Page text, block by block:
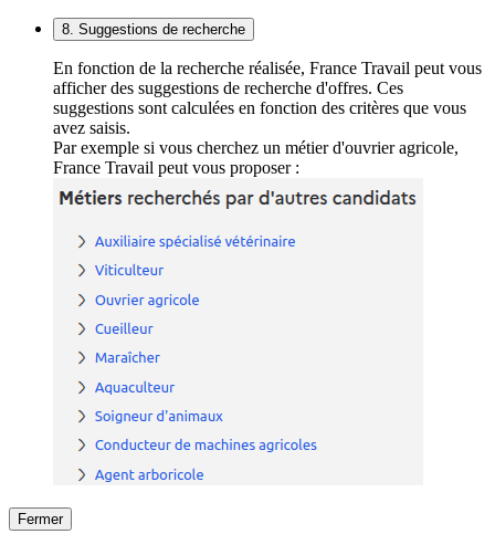
8. Suggestions de recherche
En fonction de la recherche réalisée, France Travail peut vous
afficher des suggestions de recherche d'offres. Ces
suggestions sont calculées en fonction des critères que vous
avez saisis.
Par exemple si vous cherchez un métier d'ouvrier agricole,
France Travail peut vous proposer :
Fermer